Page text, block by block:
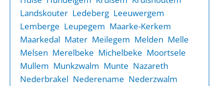
Landskouter Ledeberg Leeuwergem
Lemberge Leupegem Maarke-Kerkem
Maarkedal Mater Meilegem Melden Melle
Melsen Merelbeke Michelbeke Moortsele
Mullem Munkzwalm Munte Nazareth
Nederbrakel Nederename Nederzwalm